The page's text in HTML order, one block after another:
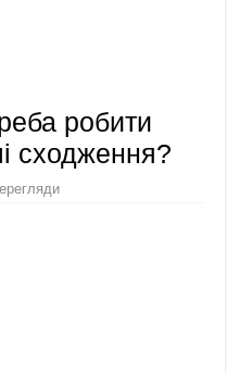
робити
сходження?